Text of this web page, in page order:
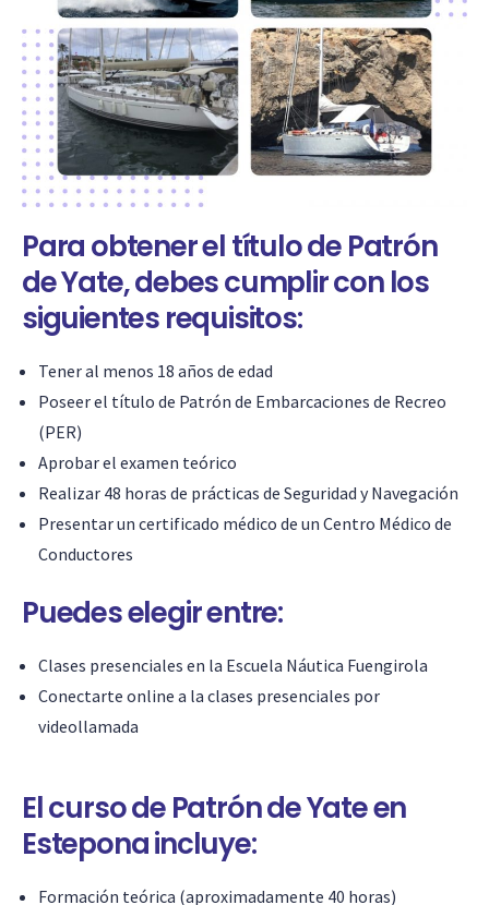
Para obtener el título de Patrón
de Yate, debes cumplir con los
siguientes requisitos:
Tener al menos 18 años de edad
Poseer el título de Patrón de Embarcaciones de Recreo
(PER)
Aprobar el examen teórico
Realizar 48 horas de prácticas de Seguridad y Navegación
Presentar un certificado médico de un Centro Médico de
Conductores
Puedes elegir entre:
Clases presenciales en la Escuela Náutica Fuengirola
Conectarte online a la clases presenciales por
videollamada
El curso de Patrón de Yate en
Estepona incluye:
Formación teórica (aproximadamente 40 horas)